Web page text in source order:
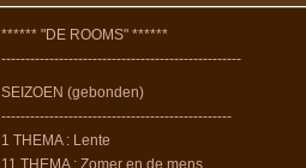
****** "DE ROOMS" ******
--------------------------------------------------
SEIZOEN (gebonden)
------------------------------------------------
1 THEMA : Lente
11 THEMA : Zomer en de mens